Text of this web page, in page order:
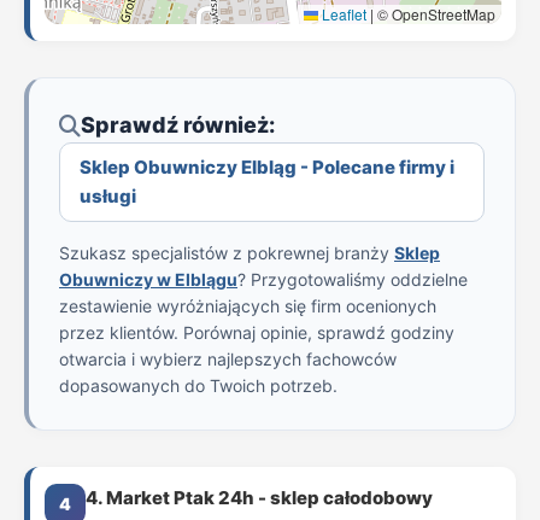
Leaflet | © OpenStreetMap
Sprawdź również:
Sklep Obuwniczy Elbląg - Polecane firmy i
usługi
Szukasz specjalistów z pokrewnej branży Sklep
Obuwniczy w Elblągu? Przygotowaliśmy oddzielne
zestawienie wyróżniających się firm ocenionych
przez klientów. Porównaj opinie, sprawdź godziny
otwarcia i wybierz najlepszych fachowców
dopasowanych do Twoich potrzeb.
4 4. Market Ptak 24h - sklep całodobowy